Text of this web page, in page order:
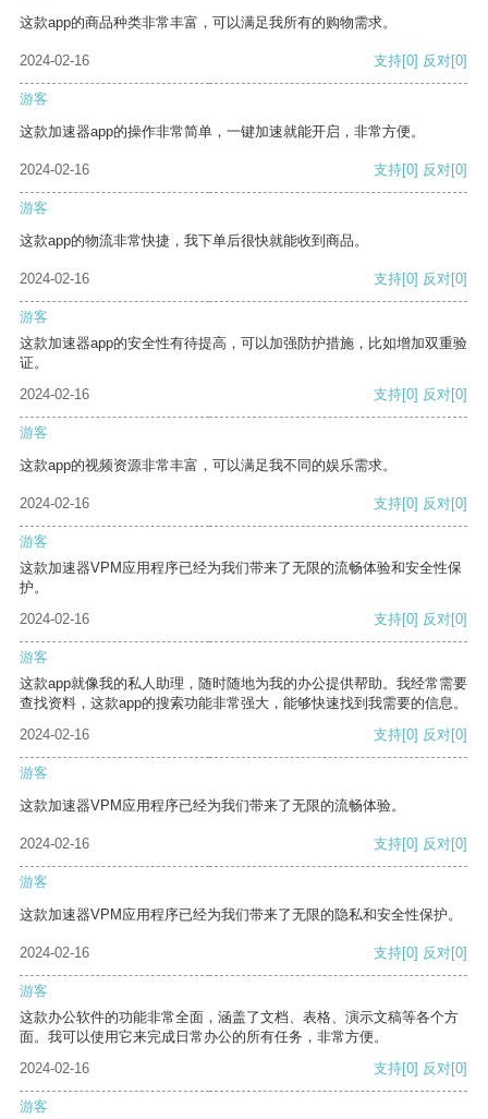
这款app的商品种类非常丰富，可以满足我所有的购物需求。
2024-02-16 支持[0] 反对[0]
游客
这款加速器app的操作非常简单，一键加速就能开启，非常方便。
2024-02-16 支持[0] 反对[0]
游客
这款app的物流非常快捷，我下单后很快就能收到商品。
2024-02-16 支持[0] 反对[0]
游客
这款加速器app的安全性有待提高，可以加强防护措施，比如增加双重验
证。
2024-02-16
支持[0] 反对[0]
游客
这款app的视频资源非常丰富，可以满足我不同的娱乐需求。
2024-02-16 支持[0] 反对[0]
游客
这款加速器VPM应用程序已经为我们带来了无限的流畅体验和安全性保
护。
2024-02-16
支持[0] 反对[0]
游客
这款app就像我的私人助理，随时随地为我的办公提供帮助。我经常需要
查找资料，这款app的搜索功能非常强大，能够快速找到我需要的信息。
2024-02-16
支持[0] 反对[0]
游客
这款加速器VPM应用程序已经为我们带来了无限的流畅体验。
2024-02-16 支持[0] 反对[0]
游客
这款加速器VPM应用程序已经为我们带来了无限的隐私和安全性保护。
2024-02-16 支持[0] 反对[0]
游客
这款办公软件的功能非常全面，涵盖了文档、表格、演示文稿等各个方
面。我可以使用它来完成日常办公的所有任务，非常方便。
2024-02-16
支持[0] 反对[0]
游客